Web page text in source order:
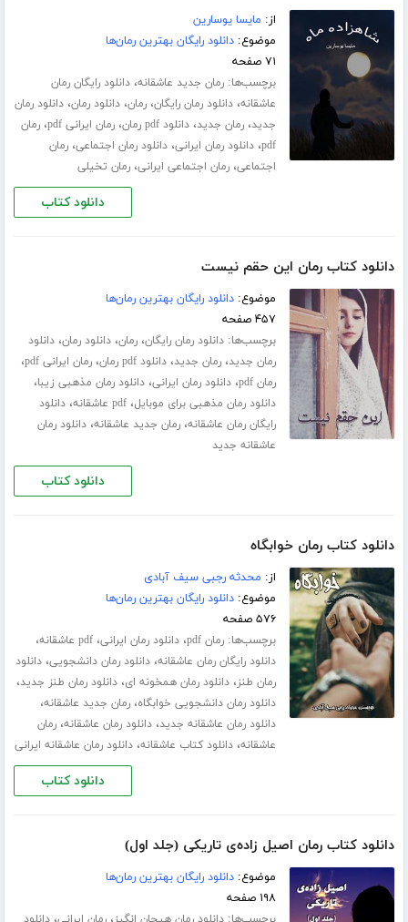
از: مایسا یوسارین
موضوع:دانلود رایگان بهترین رمان‌ها
۷۱ صفحه
برچسب‌ها:رمان جدید عاشقانه،دانلود رایگان رمان
عاشقانه،دانلود رمان رایگان،رمان،دانلود رمان،دانلود رمان
جدید،رمان جدید،دانلود pdf رمان ،رمان ایرانی pdf ،رمان
pdf،دانلود رمان ایرانی،دانلود رمان اجتماعی،رمان
اجتماعی،رمان اجتماعی ایرانی،رمان تخیلی
دانلود کتاب
دانلود کتاب رمان این حقم نیست
موضوع:دانلود رایگان بهترین رمان‌ها
۴۵۷ صفحه
برچسب‌ها:دانلود رمان رایگان،رمان،دانلود رمان،دانلود
رمان جدید،رمان جدید،دانلود pdf رمان ،رمان ایرانی pdf ،
رمان pdf ،دانلود رمان ایرانی،دانلود رمان مذهبی زیبا،
دانلود رمان مذهبی برای موبایل،pdf عاشقانه ،دانلود
رایگان رمان عاشقانه،رمان جدید عاشقانه،دانلود رمان
عاشقانه جدید
دانلود کتاب
دانلود کتاب رمان خوابگاه
از: محدثه رجبی سیف آبادی
موضوع:دانلود رایگان بهترین رمان‌ها
۵۷۶ صفحه
برچسب‌ها:رمان pdf ،دانلود رمان ایرانی،pdf عاشقانه ،
دانلود رایگان رمان عاشقانه،دانلود رمان دانشجویی،دانلود
رمان طنز،دانلود رمان همخونه ای،دانلود رمان طنز جدید،
دانلود رمان دانشجویی خوابگاه،رمان جدید عاشقانه،
دانلود رمان عاشقانه جدید،دانلود رمان عاشقانه،رمان
عاشقانه،دانلود کتاب عاشقانه،دانلود رمان عاشقانه ایرانی
دانلود کتاب
دانلود کتاب رمان اصیل زاده‌ی تاریکی (جلد اول)
موضوع:دانلود رایگان بهترین رمان‌ها
۱۹۸ صفحه